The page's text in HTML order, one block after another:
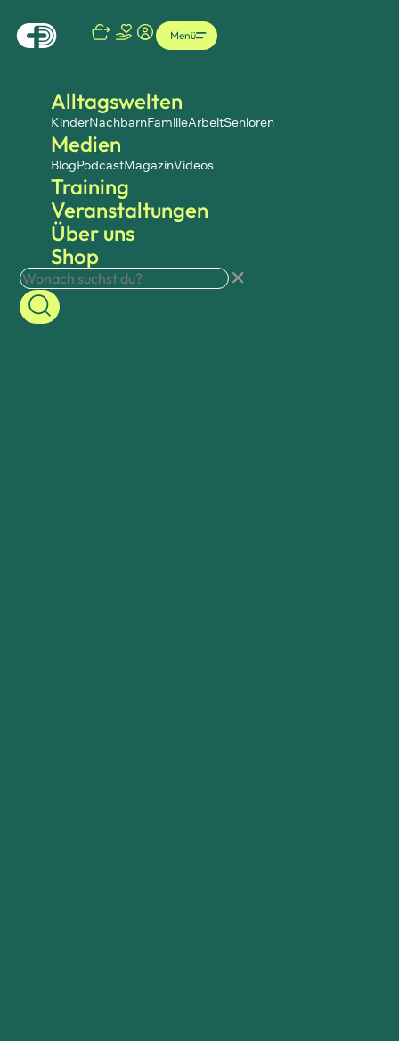
Alltagswelten
KinderNachbarnFamilieArbeitSenioren
Medien
BlogPodcastMagazinVideos
Training
Veranstaltungen
Über uns
Shop
Menü